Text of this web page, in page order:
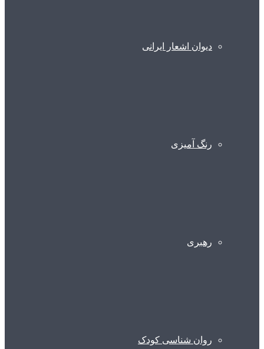
دیوان اشعار ایرانی
رنگ آمیزی
رهبری
روان شناسی کودک